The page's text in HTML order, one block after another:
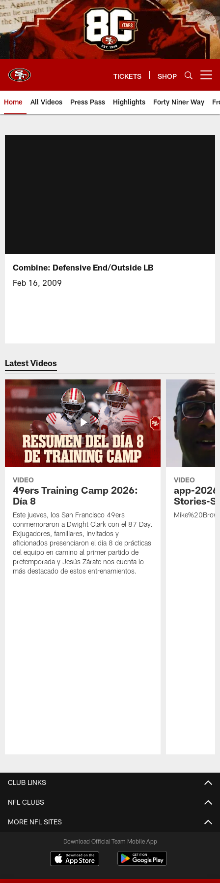
Skip
to
main
content
TICKETS SHOP
Home All Videos Press Pass Highlights Forty Niner Way
Combine: Defensive End/Outside LB
Feb 16, 2009
Latest Videos
VIDEO
49ers Training Camp 2026:
Día 8
Este jueves, los San Francisco 49ers
conmemoraron a Dwight Clark con el 87 Day.
Exjugadores, familiares, invitados y
aficionados presenciaron el día 8 de prácticas
del equipo en camino al primer partido de
pretemporada y Jesús Zárate nos cuenta lo
más destacado de estos entrenamientos.
VIDEO
app-
Stories-
CLUB LINKS
NFL CLUBS
MORE NFL SITES
Download Official Team Mobile App